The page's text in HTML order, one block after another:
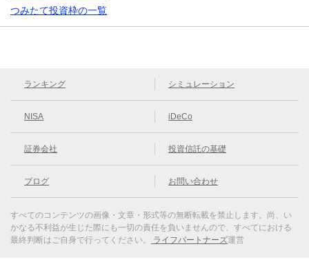
つみたて投資枠の一覧
ランキング シミュレーション
NISA iDeCo
証券会社 投資信託の基礎
ブログ お問い合わせ
すべてのコンテンツの画像・文章・形式等の無断転載を禁止します。 尚、い
かなる不利益が生じた際にも一切の責任を負いませんので、すべてにおける
最終判断はご自身で行ってください。
ライフパートナーズ運営